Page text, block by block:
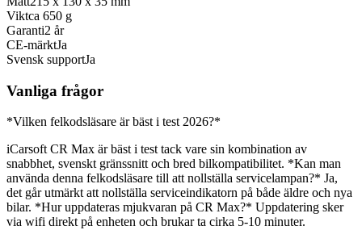
Viktca 650 g
Garanti2 år
CE-märktJa
Svensk supportJa
Vanliga frågor
*Vilken felkodsläsare är bäst i test 2026?*
iCarsoft CR Max är bäst i test tack vare sin kombination av
snabbhet, svenskt gränssnitt och bred bilkompatibilitet. *Kan man
använda denna felkodsläsare till att nollställa servicelampan?* Ja,
det går utmärkt att nollställa serviceindikatorn på både äldre och nya
bilar. *Hur uppdateras mjukvaran på CR Max?* Uppdatering sker
via wifi direkt på enheten och brukar ta cirka 5-10 minuter.